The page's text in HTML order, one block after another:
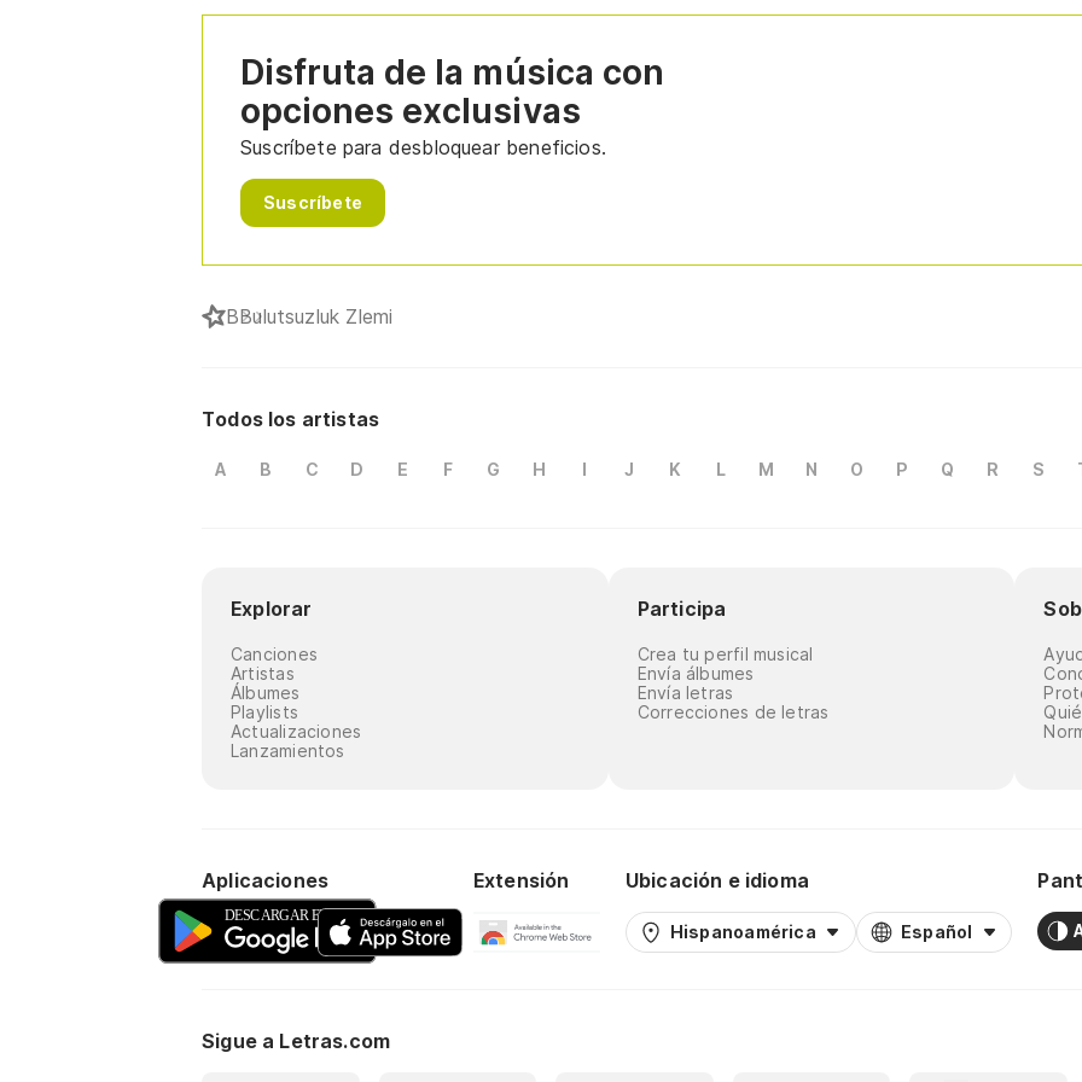
Disfruta de la música con
opciones exclusivas
Suscríbete para desbloquear beneficios.
Suscríbete
BBulutsuzluk Zlemi
Todos los artistas
A B C D E F G H I J K L M N O P Q R S
Explorar
Canciones
Artistas
Álbumes
Playlists
Actualizaciones
Lanzamientos
Participa
Crea tu perfil musical
Envía álbumes
Envía letras
Correcciones de letras
Aplicaciones Extensión Ubicación e idioma
Hispanoamérica Español
Sigue a Letras.com